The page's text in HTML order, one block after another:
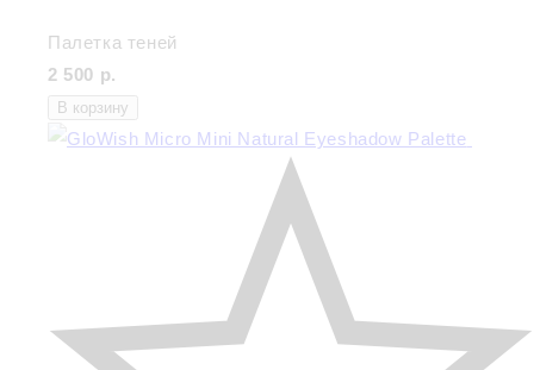
Палетка теней
2 500 р.
В корзину